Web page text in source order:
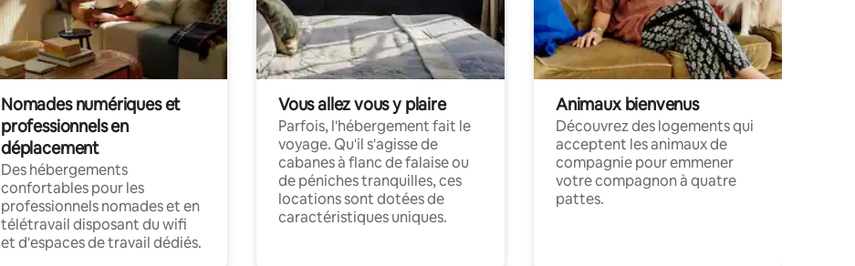
Nomades numériques et
professionnels en
déplacement
Des hébergements
confortables pour les
professionnels nomades et en
télétravail disposant du wifi
et d'espaces de travail dédiés.
Vous allez vous y plaire
Parfois, l'hébergement fait le
voyage. Qu'il s'agisse de
cabanes à flanc de falaise ou
de péniches tranquilles, ces
locations sont dotées de
caractéristiques uniques.
Animaux bienvenus
Découvrez des logements qui
acceptent les animaux de
compagnie pour emmener
votre compagnon à quatre
pattes.